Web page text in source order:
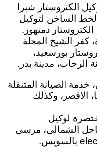
الكتروستار شبرا
الساخن لتوكيل
دمنهور.
كفر الشيخ المحلة
بورسعيد،
الرحاب، مدينة بدر.
خدمة الصيانة المتنقلة
الاقصر، وكذلك
لوكيل
الشمالي، مرسي